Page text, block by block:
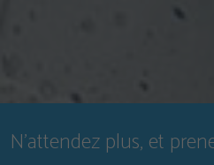
N'attendez plus, et